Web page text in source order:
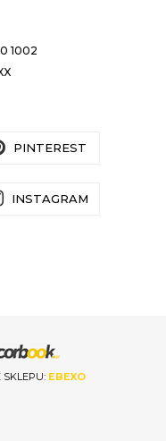
1002
PINTEREST
INSTAGRAM
SKLEPU: EBEXO